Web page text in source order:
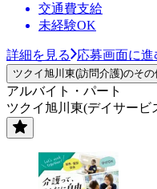
交通費支給
未経験OK
詳細を見る 応募画面に進
ツクイ旭川東(訪問介護)のそ
アルバイト・パート
ツクイ旭川東(デイサービ